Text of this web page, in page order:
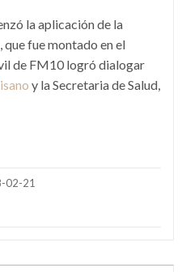
la aplicación de la
fue montado en el
de FM10 logró dialogar
y la Secretaria de Salud,
02-21